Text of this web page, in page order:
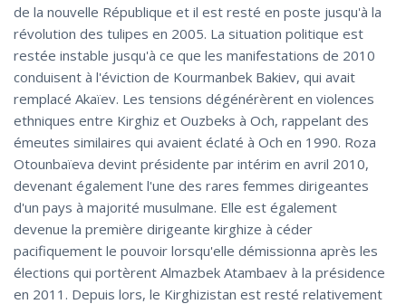
de la nouvelle République et il est resté en poste jusqu'à la
révolution des tulipes en 2005. La situation politique est
restée instable jusqu'à ce que les manifestations de 2010
conduisent à l'éviction de Kourmanbek Bakiev, qui avait
remplacé Akaïev. Les tensions dégénérèrent en violences
ethniques entre Kirghiz et Ouzbeks à Och, rappelant des
émeutes similaires qui avaient éclaté à Och en 1990. Roza
Otounbaïeva devint présidente par intérim en avril 2010,
devenant également l'une des rares femmes dirigeantes
d'un pays à majorité musulmane. Elle est également
devenue la première dirigeante kirghize à céder
pacifiquement le pouvoir lorsqu'elle démissionna après les
élections qui portèrent Almazbek Atambaev à la présidence
en 2011. Depuis lors, le Kirghizistan est resté relativement